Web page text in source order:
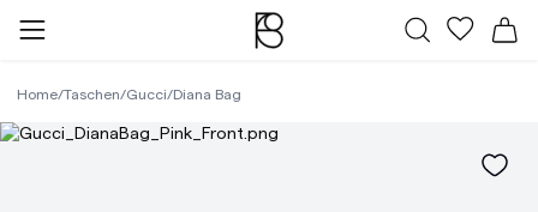
Alle Taschen
Meine
Home/Taschen/Gucci/Diana Bag